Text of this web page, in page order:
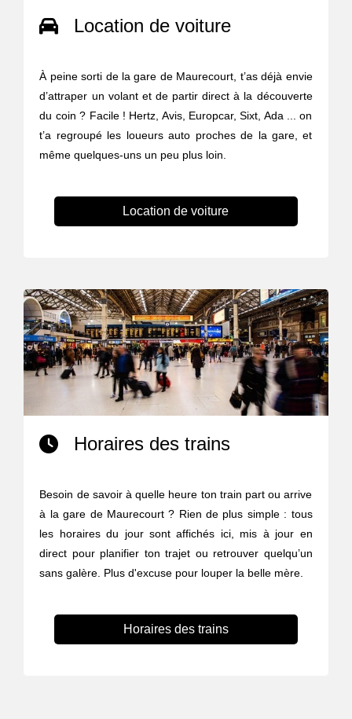
Location de voiture
À peine sorti de la gare de Maurecourt, t’as déjà envie
d’attraper un volant et de partir direct à la découverte
du coin ? Facile ! Hertz, Avis, Europcar, Sixt, Ada ... on
t’a regroupé les loueurs auto proches de la gare, et
même quelques-uns un peu plus loin.
Location de voiture
Horaires des trains
Besoin de savoir à quelle heure ton train part ou arrive
à la gare de Maurecourt ? Rien de plus simple : tous
les horaires du jour sont affichés ici, mis à jour en
direct pour planifier ton trajet ou retrouver quelqu’un
sans galère. Plus d'excuse pour louper la belle mère.
Horaires des trains